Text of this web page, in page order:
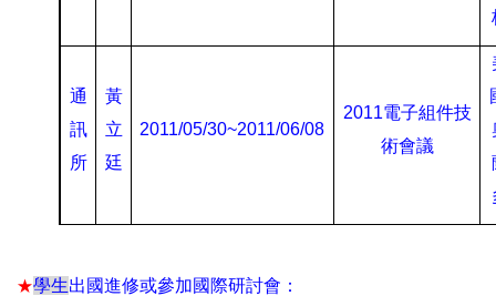
通
訊
所
黃
立
廷
2011/05/30~2011/06/08
2011電子組件技
術會議
★學生出國進修或參加國際研討會：